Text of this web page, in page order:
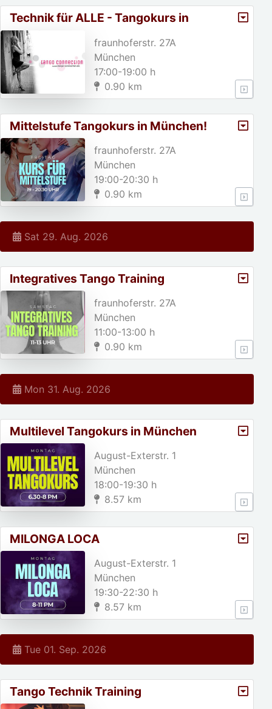
Technik für ALLE - Tangokurs in
München
fraunhoferstr. 27A
München
17:00-19:00 h
0.90 km
Mittelstufe Tangokurs in München!
fraunhoferstr. 27A
München
19:00-20:30 h
0.90 km
Sat 29. Aug. 2026
Integratives Tango Training
fraunhoferstr. 27A
München
11:00-13:00 h
0.90 km
Mon 31. Aug. 2026
Multilevel Tangokurs in München
August-Exterstr. 1
München
18:00-19:30 h
8.57 km
MILONGA LOCA
August-Exterstr. 1
München
19:30-22:30 h
8.57 km
Tue 01. Sep. 2026
Tango Technik Training